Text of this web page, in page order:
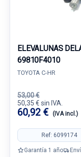
ELEVALUNAS
69810F4010
TOYOTA C-HR
53,00 €
50,35 € sin IVA.
60,92 € (IVA incl.)
Ref: 6099174
Garantía 1 año